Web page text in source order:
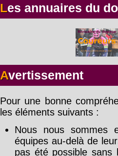
Les annuaires du
Avertissement
Pour une bonne
les éléments suivants :
Nous nous sommes
équipes au-delà de
pas été possible sans